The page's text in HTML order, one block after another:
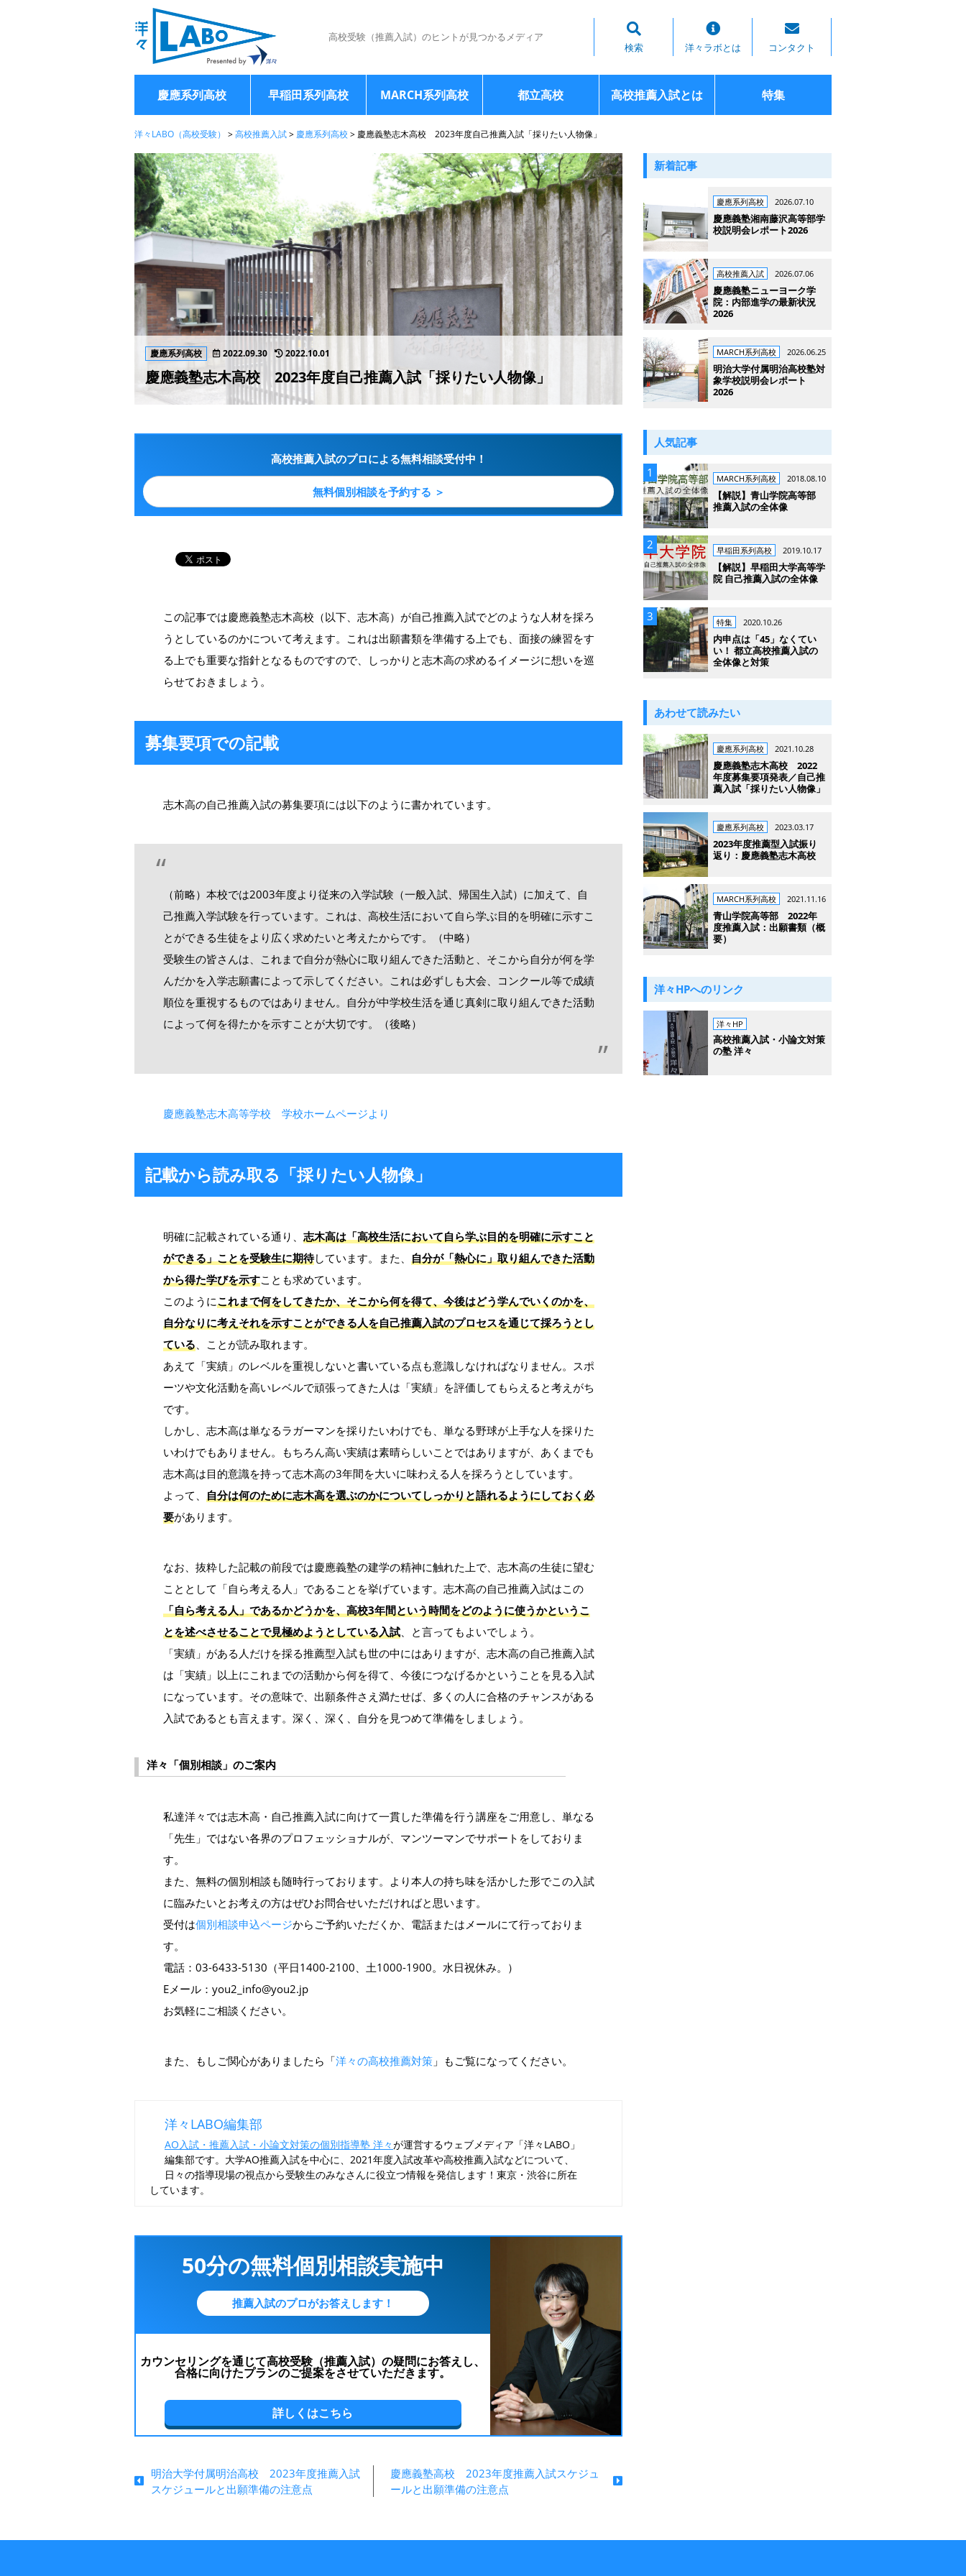
高校受験（推薦入試）のヒントが見つかるメディア
検索
洋々ラボとは コンタクト
慶應系列高校 早稲田系列高校 MARCH系列高校 都立高校 高校推薦入試とは 特集
洋々LABO（高校受験） >高校推薦入試> 慶應系列高校> 慶應義塾志木高校 2023年度自己推薦入試「採りたい人物像」
慶應系列高校 2022.09.30 2022.10.01
慶應義塾志木高校 2023年度自己推薦入試「採りたい人物像」
高校推薦入試のプロによる無料相談受付中！
無料個別相談を予約する ＞
この記事では慶應義塾志木高校（以下、志木高）が自己推薦入試でどのような人材を採ろ
うとしているのかについて考えます。これは出願書類を準備する上でも、面接の練習をす
る上でも重要な指針となるものですので、しっかりと志木高の求めるイメージに想いを巡
らせておきましょう。
募集要項での記載
志木高の自己推薦入試の募集要項には以下のように書かれています。
（前略）本校では2003年度より従来の入学試験（一般入試、帰国生入試）に加えて、自
己推薦入学試験を行っています。これは、高校生活において自ら学ぶ目的を明確に示すこ
とができる生徒をより広く求めたいと考えたからです。（中略）
受験生の皆さんは、これまで自分が熱心に取り組んできた活動と、そこから自分が何を学
んだかを入学志願書によって示してください。これは必ずしも大会、コンクール等で成績
順位を重視するものではありません。自分が中学校生活を通じ真剣に取り組んできた活動
によって何を得たかを示すことが大切です。（後略）
慶應義塾志木高等学校 学校ホームページより
記載から読み取る「採りたい人物像」
明確に記載されている通り、 志木高は「高校生活において自ら学ぶ目的を明確に示すこと
ができる」ことを受験生に期待しています。また、
自分が「熱心に」取り組んできた活動
から得た学びを示すことも求めています。
このようにこれまで何をしてきたか、そこから何を得て、今後はどう学んでいくのかを、
自分なりに考えそれを示すことができる人を自己推薦入試のプロセスを通じて採ろうとし
ている 、ことが読み取れます。
あえて「実績」のレベルを重視しないと書いている点も意識しなければなりません。スポ
ーツや文化活動を高いレベルで頑張ってきた人は「実績」を評価してもらえると考えがち
です。
しかし、志木高は単なるラガーマンを採りたいわけでも、単なる野球が上手な人を採りた
いわけでもありません。もちろん高い実績は素晴らしいことではありますが、あくまでも
志木高は目的意識を持って志木高の3年間を大いに味わえる人を採ろうとしています。
よって、
自分は何のために志木高を選ぶのかについてしっかりと語れるようにしておく必
要があります。
なお、抜粋した記載の前段では慶應義塾の建学の精神に触れた上で、志木高の生徒に望む
こととして「自ら考える人」であることを挙げています。志木高の自己推薦入試はこの
「自ら考える人」であるかどうかを、高校3年間という時間をどのように使うかというこ
とを述べさせることで見極めようとしている入試、と言ってもよいでしょう。
「実績」がある人だけを採る推薦型入試も世の中にはありますが、志木高の自己推薦入試
は「実績」以上にこれまでの活動から何を得て、今後につなげるかということを見る入試
になっています。その意味で、出願条件さえ満たせば、多くの人に合格のチャンスがある
入試であるとも言えます。深く、深く、自分を見つめて準備をしましょう。
洋々「個別相談」のご案内
私達洋々では志木高・自己推薦入試に向けて一貫した準備を行う講座をご用意し、単なる
「先生」ではない各界のプロフェッショナルが、マンツーマンでサポートをしておりま
す。
また、無料の個別相談も随時行っております。より本人の持ち味を活かした形でこの入試
に臨みたいとお考えの方はぜひお問合せいただければと思います。
受付は個別相談申込ページからご予約いただくか、電話またはメールにて行っておりま
す。
電話：03-6433-5130（平日1400-2100、土1000-1900。水日祝休み。）
Eメール：you2_info@you2.jp
お気軽にご相談ください。
また、もしご関心がありましたら「洋々の高校推薦対策」もご覧になってください。
洋々LABO編集部
AO入試・推薦入試・小論文対策の個別指導塾 洋々 が運営するウェブメディ
ア「洋々LABO」編集部です。大学AO推薦入試を中心に、2021年度入試改革
や高校推薦入試などについて、日々の指導現場の視点から受験生のみなさん
50分の無料個別相談実施中
カウンセリングを通じて高校受験（推薦入試）の疑問にお答えし、
合格に向けたプランのご提案をさせていただきます。
新着記事
慶應系列高校 2026.07.10
慶應義塾湘南藤沢高等部学
校説明会レポート2026
高校推薦入試 2026.07.06
慶應義塾ニューヨーク学
院：内部進学の最新状況
2026
MARCH系列高校 2026.06.25
明治大学付属明治高校塾対
象学校説明会レポート
2026
人気記事
MARCH系列高校 2018.08.10
【解説】青山学院高等部
推薦入試の全体像
早稲田系列高校 2019.10.17
【解説】早稲田大学高等学
院 自己推薦入試の全体像
特集 2020.10.26
内申点は「45」なくてい
い！ 都立高校推薦入試の
全体像と対策
あわせて読みたい
慶應系列高校 2021.10.28
慶應義塾志木高校 2022
年度募集要項発表／自己推
薦入試「採りたい人物像」
慶應系列高校 2023.03.17
2023年度推薦型入試振り
返り：慶應義塾志木高校
MARCH系列高校 2021.11.16
青山学院高等部 2022年
度推薦入試：出願書類（概
要）
洋々HPへのリンク
洋々HP
高校推薦入試・小論文対策
の塾 洋々